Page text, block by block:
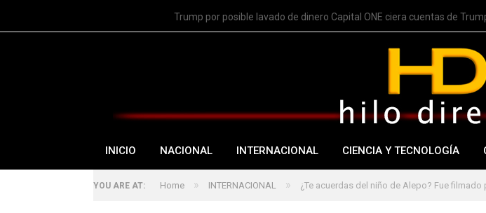
Trump por posible lavado de dinero Capital ONE ciera cuentas de
INICIO NACIONAL INTERNACIONAL CIENCIA Y TECNOLOGÍA
YOU ARE AT: Home » INTERNACIONAL » ¿Te acuerdas del niño de Alepo? Fue filmado